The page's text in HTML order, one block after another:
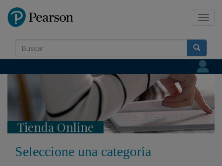
Tienda Online
Seleccione una categoría